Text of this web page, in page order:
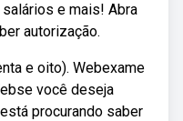
e mais! Abra
autorização.
e oito). Webexame
você deseja
procurando saber